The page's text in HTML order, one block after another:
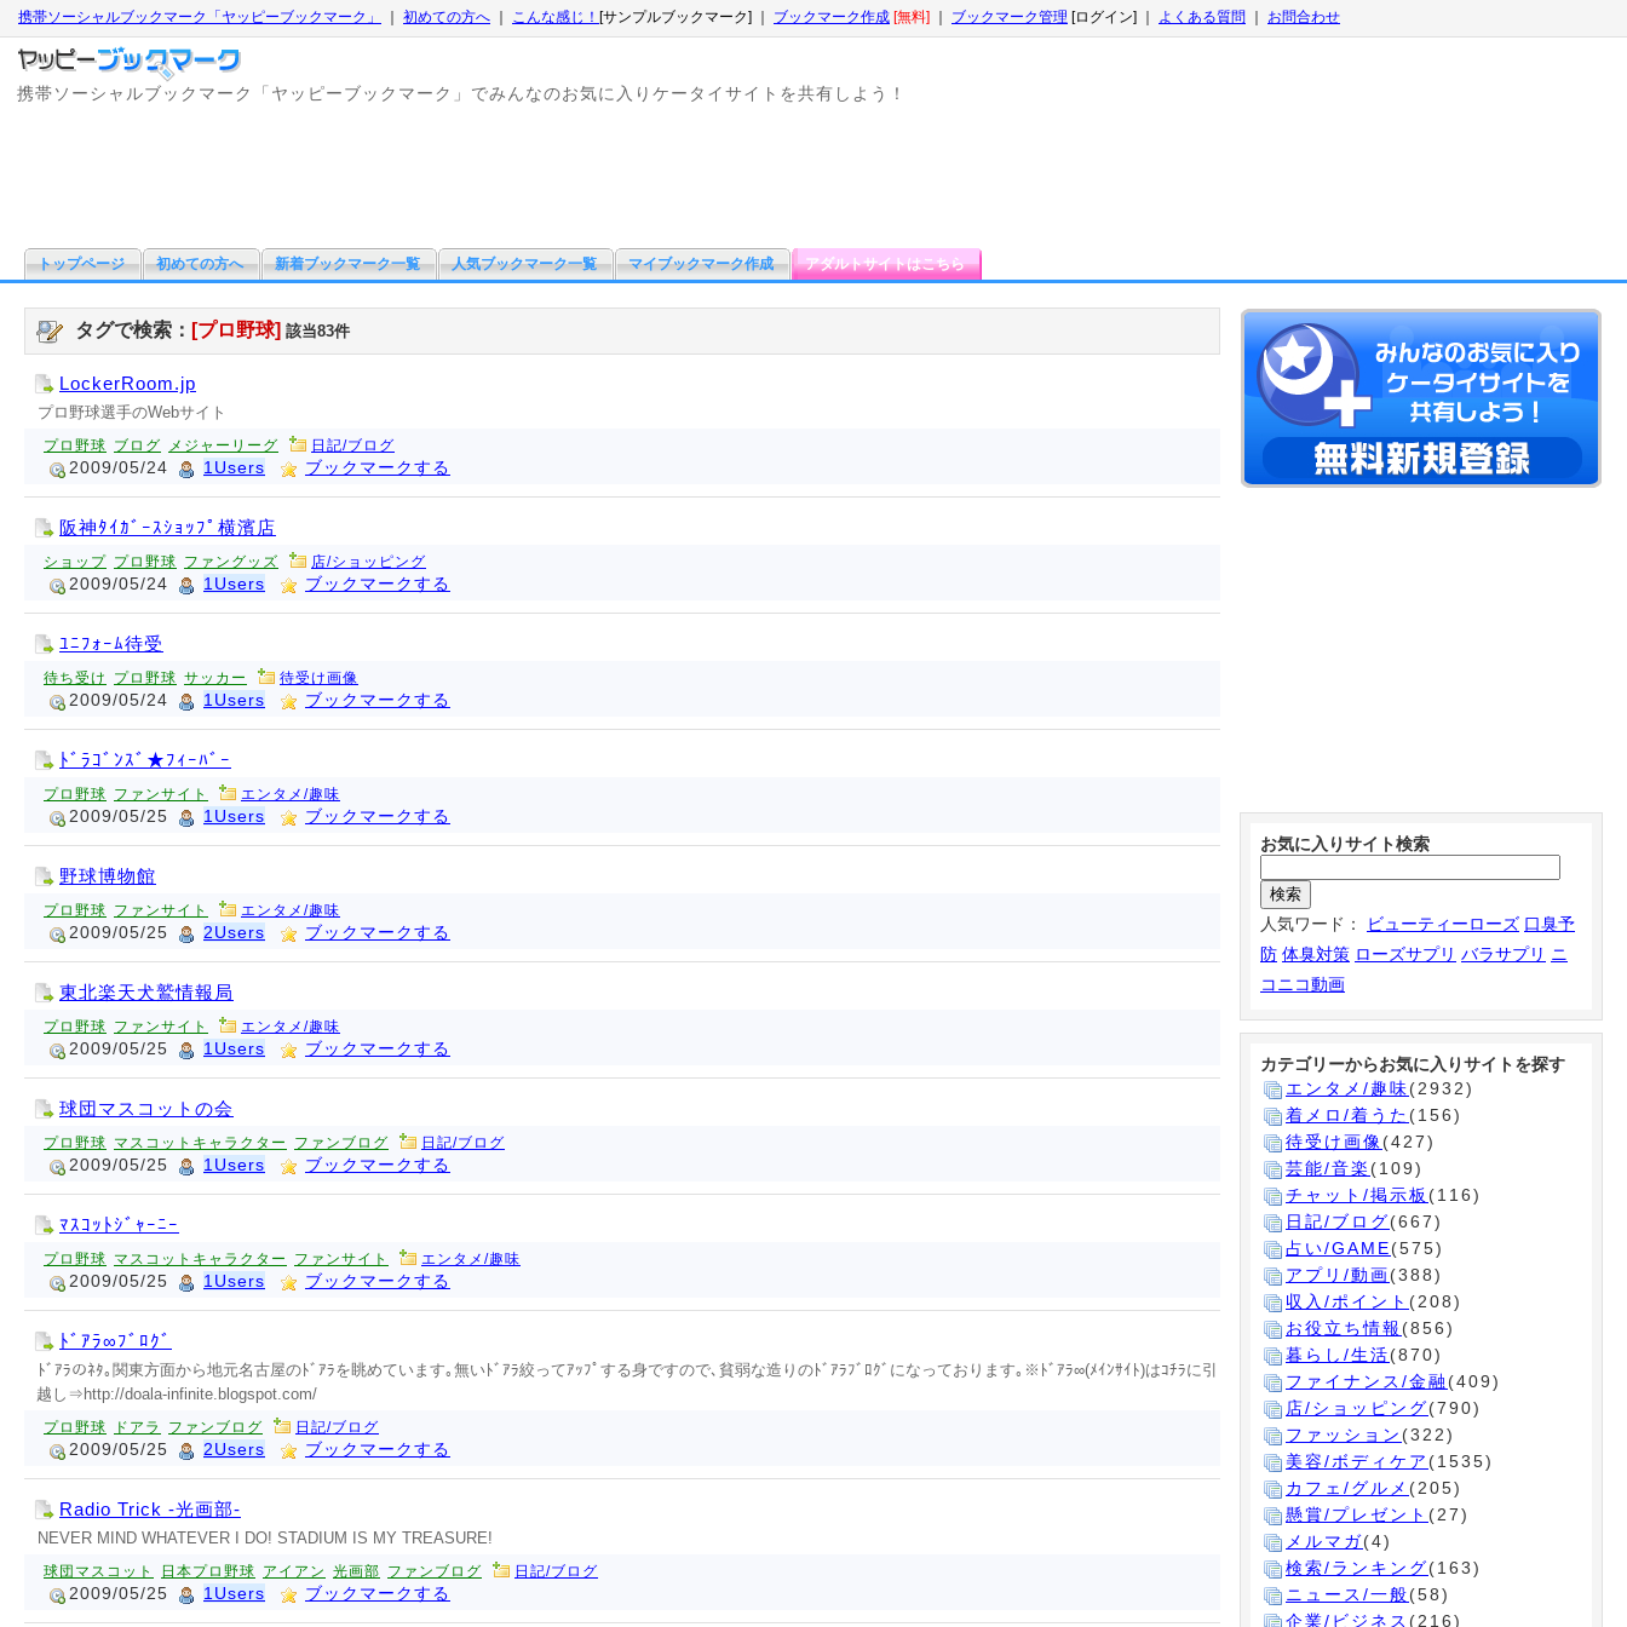
携帯ソーシャルブックマーク「ヤッピーブックマーク」 初めての方へ こんな感じ！ [サンプルブックマーク] ｜ ブックマーク作成 [無料] ブックマーク管理 [ログイン] ｜ よくある質問 お問合わせ
携帯ソーシャルブックマーク「ヤッピーブックマーク」でみんなのお気に入りケータイサイトを共有しよう！
トップページ 初めての方へ 新着ブックマーク一覧 人気ブックマーク一覧 マイブックマーク作成 アダルトサイトはこちら
タグで検索： [プロ野球] 該当83件
LockerRoom.jp
プロ野球選手のWebサイト
プロ野球 ブログ メジャーリーグ 日記/ブログ
2009/05/24 1Users ブックマークする
阪神ﾀｲｶﾞｰｽｼｮｯﾌﾟ横濱店
ショップ プロ野球 ファングッズ 店/ショッピング
2009/05/24 1Users ブックマークする
ﾕﾆﾌｫｰﾑ待受
待ち受け プロ野球 サッカー 待受け画像
2009/05/24 1Users ブックマークする
ﾄﾞﾗｺﾞﾝｽﾞ★ﾌｨｰﾊﾞｰ
プロ野球 ファンサイト エンタメ/趣味
2009/05/25 1Users ブックマークする
野球博物館
プロ野球 ファンサイト エンタメ/趣味
2009/05/25 2Users ブックマークする
東北楽天犬鷲情報局
プロ野球 ファンサイト エンタメ/趣味
2009/05/25 1Users ブックマークする
球団マスコットの会
プロ野球 マスコットキャラクター ファンブログ 日記/ブログ
2009/05/25 1Users ブックマークする
ﾏｽｺｯﾄｼﾞｬｰﾆｰ
プロ野球 マスコットキャラクター ファンサイト エンタメ/趣味
2009/05/25 1Users ブックマークする
ﾄﾞｱﾗ∞ﾌﾞﾛｸﾞ
ﾄﾞｱﾗのﾈﾀ｡関東方面から地元名古屋のﾄﾞｱﾗを眺めています｡無いﾄﾞｱﾗ絞ってｱｯﾌﾟする身ですので､貧弱な造りのﾄﾞｱﾗﾌﾞﾛｸﾞになっております｡※ﾄﾞｱﾗ∞(ﾒｲﾝｻｲﾄ)はｺﾁﾗに引
越し⇒http://doala-infinite.blogspot.com/
プロ野球 ドアラ ファンブログ 日記/ブログ
2009/05/25 2Users ブックマークする
Radio Trick -光画部-
NEVER MIND WHATEVER I DO! STADIUM IS MY TREASURE!
球団マスコット 日本プロ野球 アイアン 光画部 ファンブログ 日記/ブログ
2009/05/25 1Users ブックマークする
お気に入りサイト検索
人気ワード： ビューティーローズ 口臭予
防 体臭対策 ローズサプリ バラサプリ ニ
コニコ動画
カテゴリーからお気に入りサイトを探す
エンタメ/趣味(2932)
着メロ/着うた (156)
待受け画像(427)
芸能/音楽 (109)
チャット/掲示板 (116)
日記/ブログ(667)
占い/GAME(575)
アプリ/動画(388)
収入/ポイント (208)
お役立ち情報 (856)
暮らし/生活(870)
ファイナンス/金融 (409)
店/ショッピング(790)
ファッション (322)
美容/ボディケア (1535)
カフェ/グルメ (205)
懸賞/プレゼント (27)
メルマガ(4)
検索/ランキング(163)
ニュース/一般(58)
企業/ビジネス (216)